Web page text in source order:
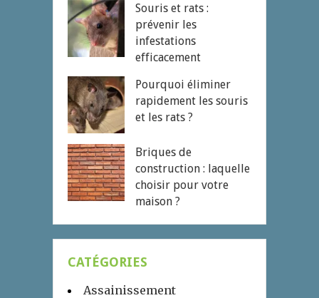
Souris et rats :
prévenir les
infestations
efficacement
Pourquoi éliminer
rapidement les souris
et les rats ?
Briques de
construction : laquelle
choisir pour votre
maison ?
CATÉGORIES
Assainissement